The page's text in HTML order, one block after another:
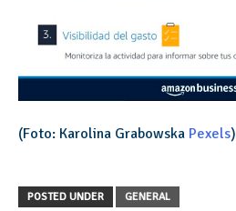
(Foto: Karolina Grabowska Pexels)
POSTED UNDER GENERAL